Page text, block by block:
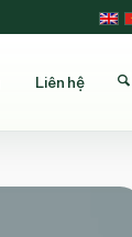
Liên hệ